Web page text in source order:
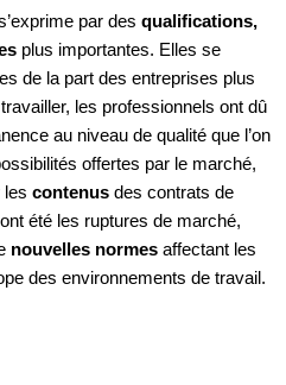
par des qualifications,
plus importantes. Elles se
de la part des entreprises plus
les professionnels ont dû
au niveau de qualité que l’on
offertes par le marché,
les contenus des contrats de
été les ruptures de marché,
nouvelles normes affectant les
des environnements de travail.